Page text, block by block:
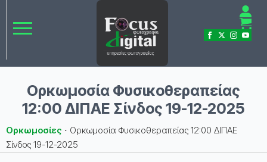
Ορκωμοσία Φυσικοθεραπείας
12:00 ΔΙΠΑΕ Σίνδος 19-12-2025
Ορκωμοσίες ⋅ Ορκωμοσία Φυσικοθεραπείας 12:00 ΔΙΠΑΕ
Σίνδος 19-12-2025